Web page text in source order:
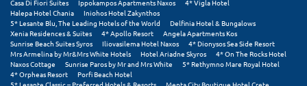
Casa Di Fiori Suites
Ippokampos Apartments Naxos
4* Vigla Hotel
Halepa Hotel Chania
Iniohos Hotel Zakynthos
5* Lesante Blu, The Leading Hotels of the World
Delfinia Hotel & Bungalows
Xenia Residences & Suites
4* Apollo Resort
Angela Apartments Kos
Sunrise Beach Suites Syros
Iliovasilema Hotel Naxos
4* Dionysos Sea Side Resort
Mrs Armelina by Mr&Mrs White Hotels
Hotel Ariadne Skyros
4* On The Rocks Hotel
Naxos Cottage
Sunrise Paros by Mr and Mrs White
5* Rethymno Mare Royal Hotel
4* Orpheas Resort
Porfi Beach Hotel